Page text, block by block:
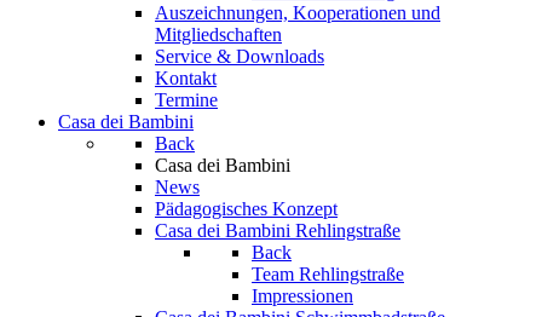
Auszeichnungen, Kooperationen und
Mitgliedschaften
Service & Downloads
Kontakt
Termine
Casa dei Bambini
Back
Casa dei Bambini
News
Pädagogisches Konzept
Casa dei Bambini Rehlingstraße
Back
Team Rehlingstraße
Impressionen